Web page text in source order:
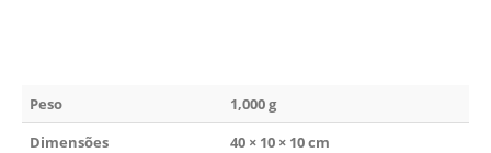
Peso
1,000 g
Dimensões
40 × 10 × 10 cm